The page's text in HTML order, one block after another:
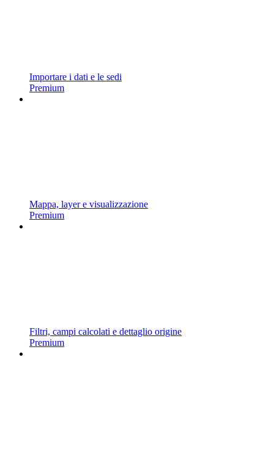
Importare i dati e le sedi
Premium
Mappa, layer e visualizzazione
Premium
Filtri, campi calcolati e dettaglio origine
Premium